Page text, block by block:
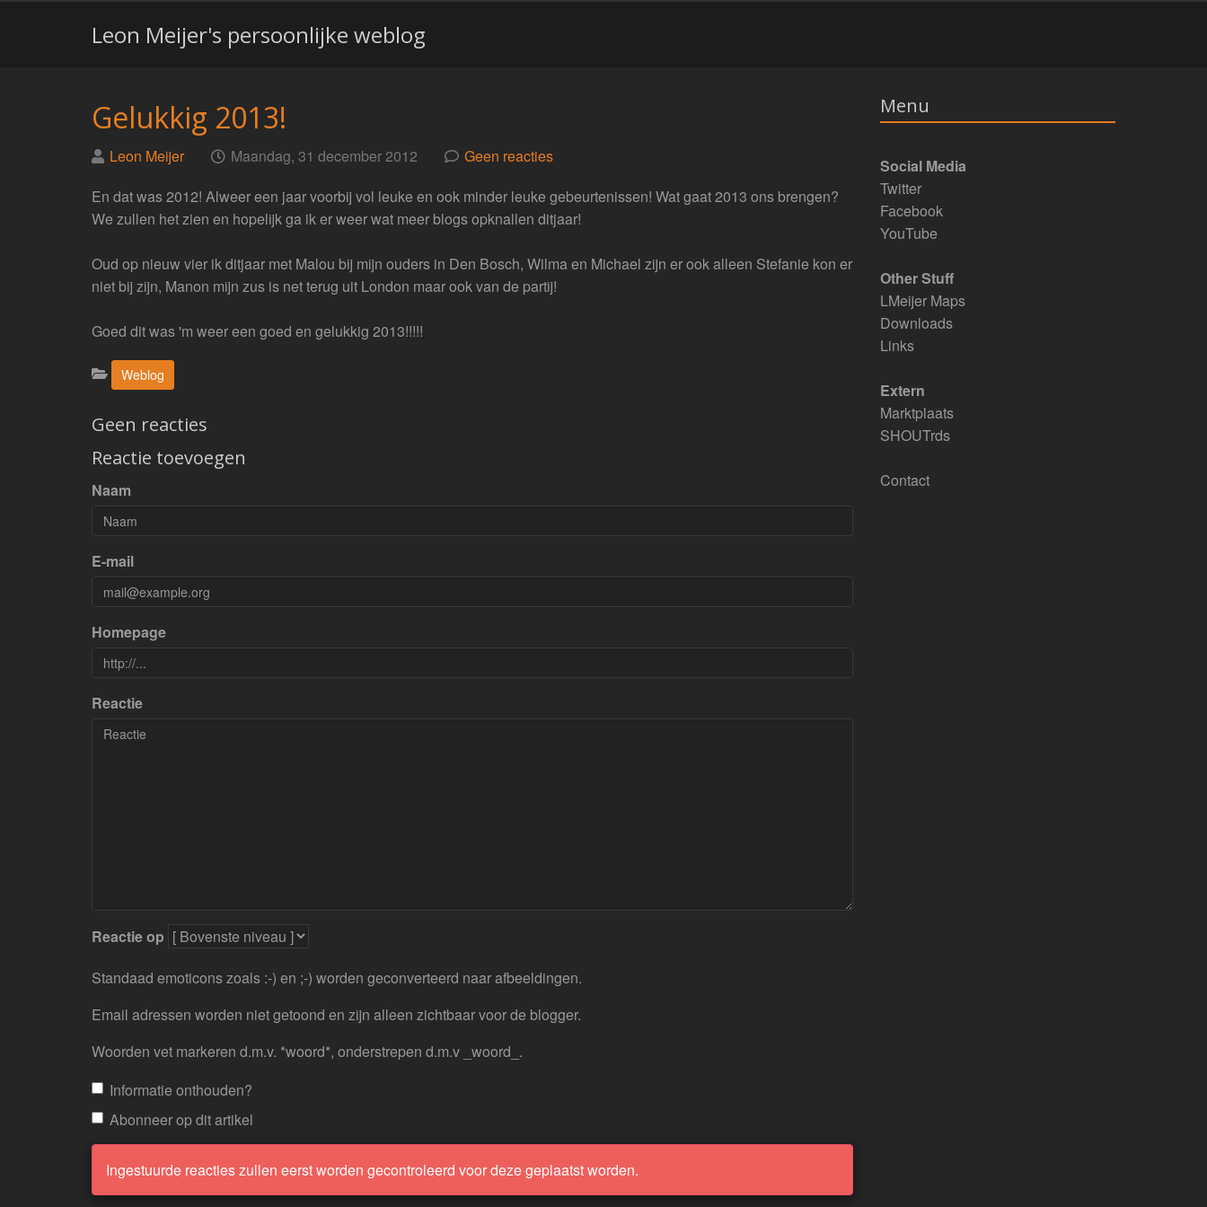
Leon Meijer's persoonlijke weblog
Gelukkig 2013!
Geplaatst
Leon Meijer op Maandag, 31 december 2012
Geen reacties
En dat was 2012! Alweer een jaar voorbij vol leuke en ook minder leuke gebeurtenissen! Wat gaat 2013 ons brengen?
We zullen het zien en hopelijk ga ik er weer wat meer blogs opknallen ditjaar!
Oud op nieuw vier ik ditjaar met Malou bij mijn ouders in Den Bosch, Wilma en Michael zijn er ook alleen Stefanie kon er
niet bij zijn, Manon mijn zus is net terug uit London maar ook van de partij!
Goed dit was 'm weer een goed en gelukkig 2013!!!!!
Categorieën:
Weblog
Geen reacties
Reactie toevoegen
Naam
E-mail
Homepage
Reactie
Reactie op
Standaad emoticons zoals :-) en ;-) worden geconverteerd naar afbeeldingen.
Email adressen worden niet getoond en zijn alleen zichtbaar voor de blogger.
Woorden vet markeren d.m.v. *woord*, onderstrepen d.m.v _woord_.
Informatie onthouden?
Abonneer op dit artikel
Ingestuurde reacties zullen eerst worden gecontroleerd voor deze geplaatst worden.
Menu
Social Media
Twitter
Facebook
YouTube
Other Stuff
LMeijer Maps
Downloads
Links
Extern
Marktplaats
SHOUTrds
Contact